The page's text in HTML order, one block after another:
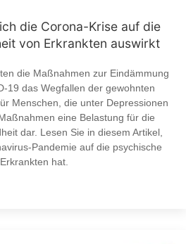
die Corona-Krise auf die
von Erkrankten auswirkt
die Maßnahmen zur Eindämmung
19 das Wegfallen der gewohnten
Menschen, die unter Depressionen
eine Belastung für die
dar. Lesen Sie in diesem Artikel,
Pandemie auf die psychische
hat.